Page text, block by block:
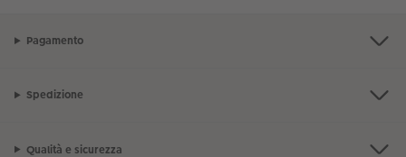
Pagamento
Spedizione
Qualità e sicurezza